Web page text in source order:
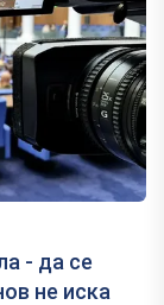
- да се
не иска